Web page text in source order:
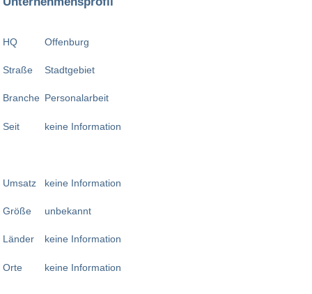
HQ
Straße
Branche
Seit
Umsatz
Größe
Länder
Orte
Offenburg
Stadtgebiet
Personalarbeit
keine Information
keine Information
unbekannt
keine Information
keine Information